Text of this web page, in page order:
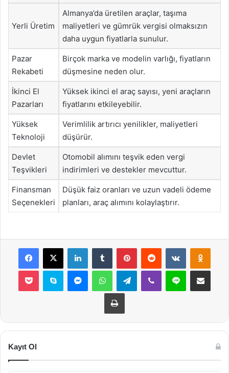
Yerli Üretim
Almanya’da üretilen araçlar, taşıma
maliyetleri ve gümrük vergisi olmaksızın
daha uygun fiyatlarla sunulur.
Pazar
Rekabeti
Birçok marka ve modelin varlığı, fiyatların
düşmesine neden olur.
İkinci El
Pazarları
Yüksek ikinci el araç sayısı, yeni araçların
fiyatlarını etkileyebilir.
Yüksek
Teknoloji
Verimlilik artırıcı yenilikler, maliyetleri
düşürür.
Devlet
Teşvikleri
Otomobil alımını teşvik eden vergi
indirimleri ve destekler mevcuttur.
Finansman
Seçenekleri
Düşük faiz oranları ve uzun vadeli ödeme
planları, araç alımını kolaylaştırır.
Facebook
X LinkedInTumblr PinterestReddit VKontakte
Pocket Skype MessengerWhatsAppTelegramViber Line E-Posta ile
Yazdır
Kayıt Ol